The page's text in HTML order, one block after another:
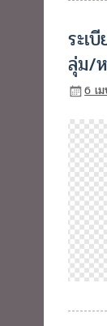
ระเ
ลุ่ม/
6 เ